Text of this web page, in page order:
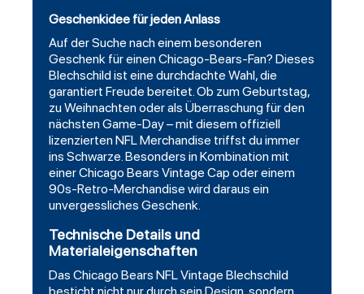
Geschenkidee für jeden Anlass
Auf der Suche nach einem besonderen
Geschenk für einen Chicago-Bears-Fan? Dieses
Blechschild ist eine durchdachte Wahl, die
garantiert Freude bereitet. Ob zum Geburtstag,
zu Weihnachten oder als Überraschung für den
nächsten Game-Day – mit diesem offiziell
lizenzierten NFL Merchandise triffst du immer
ins Schwarze. Besonders in Kombination mit
einer Chicago Bears Vintage Cap oder einem
90s-Retro-Merchandise wird daraus ein
unvergessliches Geschenk.
Technische Details und
Materialeigenschaften
Das Chicago Bears NFL Vintage Blechschild